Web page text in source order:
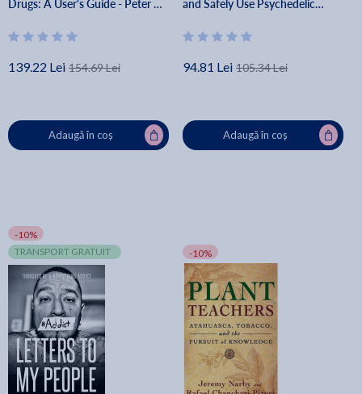
Drugs: A User's Guide - Peter C.
139.22 Lei 154.69 Lei
Adaugă în coș
and Safely Use Psychedelic
- Marc Peterson
94.81 Lei 105.34 Lei
Adaugă în coș
-10%
TRANSPORT GRATUIT
-10%